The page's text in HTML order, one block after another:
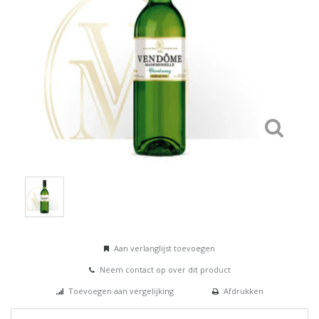
Aan verlanglijst toevoegen
Neem contact op over dit product
Toevoegen aan vergelijking
Afdrukken